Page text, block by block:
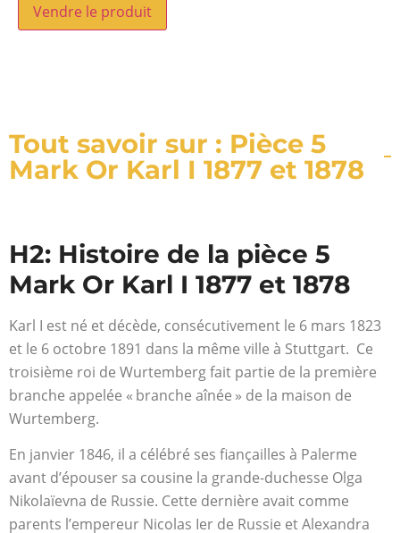
Vendre le produit
Tout savoir sur : Pièce 5
Mark Or Karl I 1877 et 1878
H2: Histoire de la pièce 5
Mark Or Karl I 1877 et 1878
Karl I est né et décède, consécutivement le 6 mars 1823
et le 6 octobre 1891 dans la même ville à Stuttgart. Ce
troisième roi de Wurtemberg fait partie de la première
branche appelée « branche aînée » de la maison de
Wurtemberg.
En janvier 1846, il a célébré ses fiançailles à Palerme
avant d’épouser sa cousine la grande-duchesse Olga
Nikolaïevna de Russie. Cette dernière avait comme
parents l’empereur Nicolas Ier de Russie et Alexandra